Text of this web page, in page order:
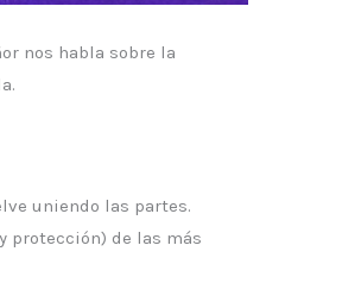
nos habla sobre la
uniendo las partes.
protección) de las más